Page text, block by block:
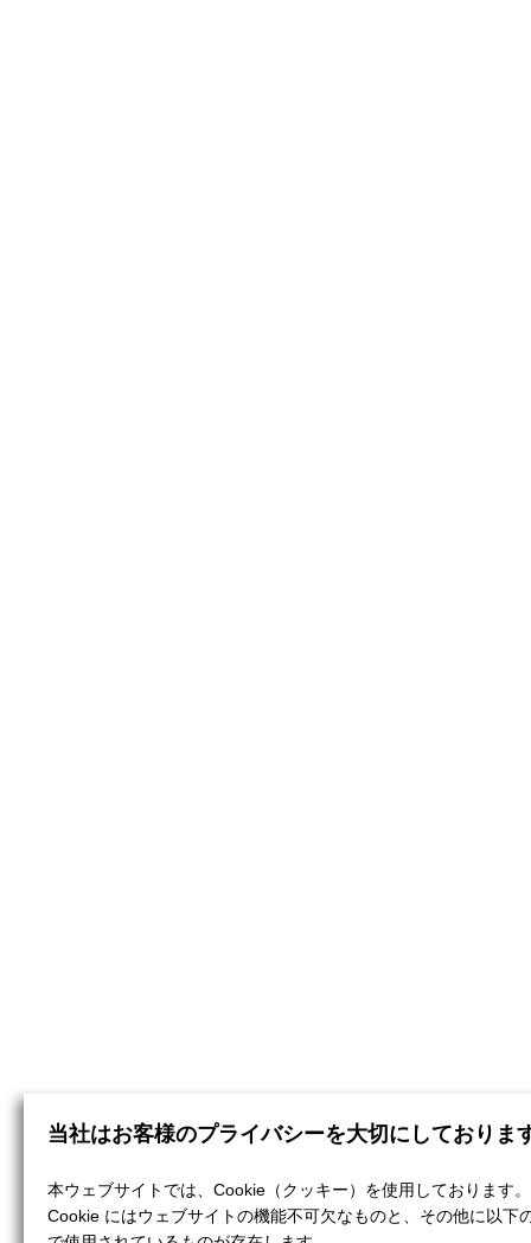
当社はお客様のプライバシーを大切にしておりま
本ウェブサイトでは、Cookie（クッキー）を使用しております。
Cookie にはウェブサイトの機能不可欠なものと、その他に以下